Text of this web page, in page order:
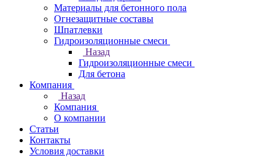
Материалы для бетонного пола
Огнезащитные составы
Шпатлевки
Гидроизоляционные смеси
Назад
Гидроизоляционные смеси
Для бетона
Компания
Назад
Компания
О компании
Статьи
Контакты
Условия доставки